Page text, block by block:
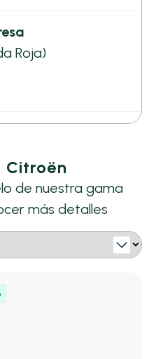
Roja)
Citroën
de nuestra gama
más detalles